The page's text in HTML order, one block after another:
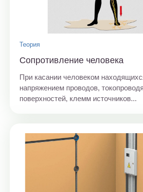
Теория
Сопротивление человека
При касании человеком
напряжением проводов,
поверхностей, клемм источников...